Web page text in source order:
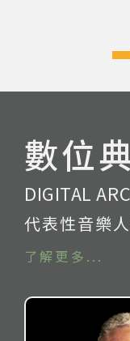
數位
DIGITAL
代表性音樂
了解更多